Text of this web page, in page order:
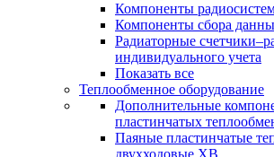
Компоненты
Компоненты сбора
Радиаторные
индивидуального учета
Показать все
Теплообменное оборудование
Дополнительные
пластинчатых
Паяные пластинчатые
двухходовые XB